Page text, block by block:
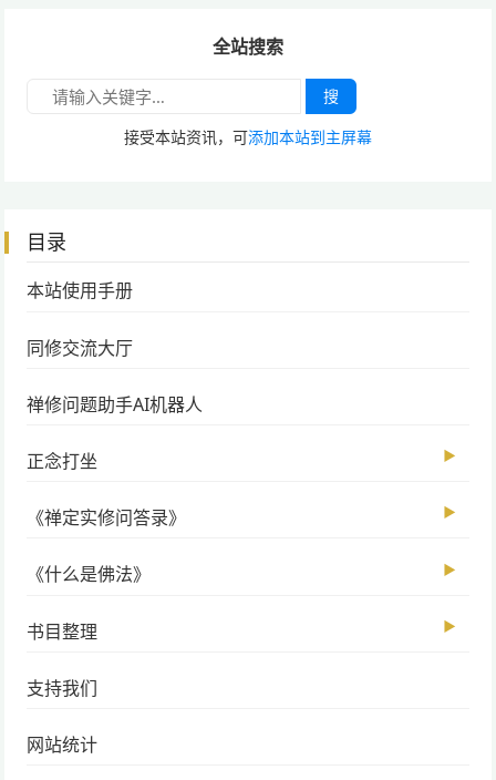
全站搜索
搜
接受本站资讯，可添加本站到主屏幕
目录
本站使用手册
同修交流大厅
禅修问题助手AI机器人
正念打坐 ▶
《禅定实修问答录》 ▶
《什么是佛法》 ▶
书目整理 ▶
支持我们
网站统计